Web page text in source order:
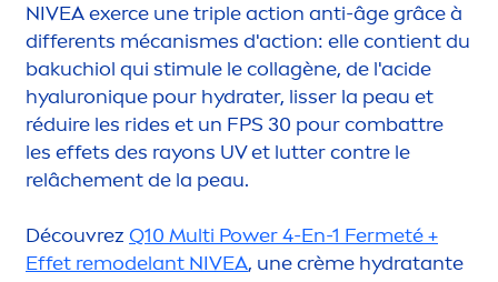
NIVEAexerce une triple action anti-âge grâce à
differents mécanismes d'action: elle contient du
bakuchiol qui stimule le collagène, de l'acide
hyaluronique pour hydrater, lisser la peau et
réduire les rides et un FPS 30 pour combattre
les effets des rayons UV et lutter contre le
relâchement de la peau.
Découvrez Q10 Multi Power 4-En-1 Fermeté +
Effet remodelant NIVEA, une crème hydratante